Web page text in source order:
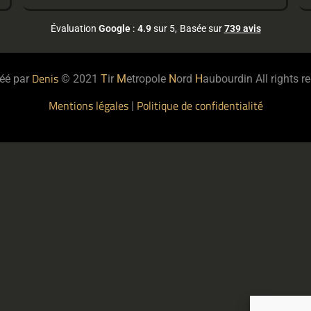
Évaluation Google: 4.9sur 5, Basée sur739 avis
par Denis © 2021 Tir Metropole Nord Haubourdin All rights
Mentions légales| Politique de confidentialité